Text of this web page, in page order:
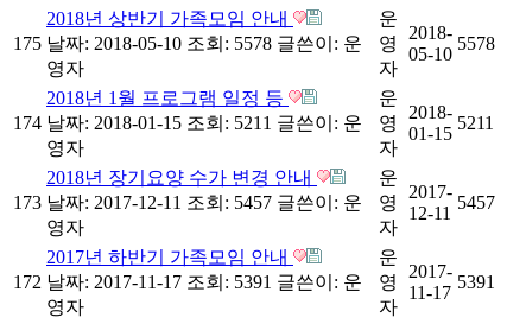
175
2018년 상반기 가족모임 안내
날짜: 2018-05-10 조회: 5578 글쓴이: 운
영자
운
영
자
2018-
05-10
5578
174
2018년 1월 프로그램 일정 등
날짜: 2018-01-15 조회: 5211 글쓴이: 운
영자
운
영
자
2018-
01-15
5211
173
2018년 장기요양 수가 변경 안내
날짜: 2017-12-11 조회: 5457 글쓴이: 운
영자
운
영
자
2017-
12-11
5457
172
2017년 하반기 가족모임 안내
날짜: 2017-11-17 조회: 5391 글쓴이: 운
영자
운
영
자
2017-
11-17
5391